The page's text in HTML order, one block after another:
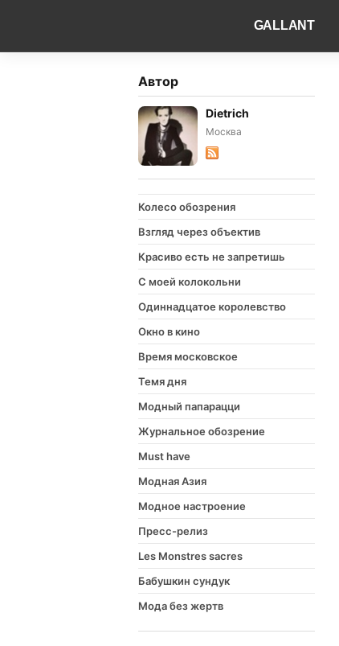
GALLANT
Автор
Dietrich
Москва
Колесо обозрения
Взгляд через объектив
Красиво есть не запретишь
С моей колокольни
Одиннадцатое королевство
Окно в кино
Время московское
Темя дня
Модный папарацци
Журнальное обозрение
Must have
Модная Азия
Модное настроение
Пресс-релиз
Les Monstres sacres
Бабушкин сундук
Мода без жертв